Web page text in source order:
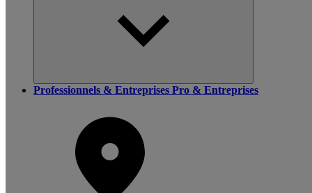
Professionnels & Entreprises Pro & Entreprises